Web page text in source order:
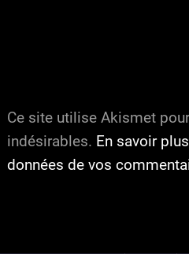
Ce site utilise Akismet
indésirables. En savoir
données de vos